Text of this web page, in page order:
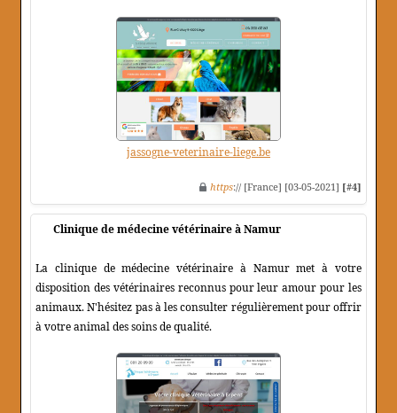
jassogne-veterinaire-liege.be
https:// [France] [03-05-2021] [#4]
Clinique de médecine vétérinaire à Namur
La clinique de médecine vétérinaire à Namur met à votre
disposition des vétérinaires reconnus pour leur amour pour les
animaux. N'hésitez pas à les consulter régulièrement pour offrir
à votre animal des soins de qualité.